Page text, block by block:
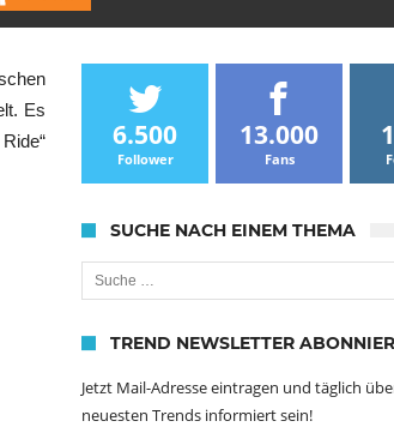
Es
6.500
Follower
13.000
Fans
SUCHE NACH EINEM THEMA
Suche nach:
TREND NEWSLETTER
Jetzt Mail-Adresse eintragen und täglich
neuesten Trends informiert sein!